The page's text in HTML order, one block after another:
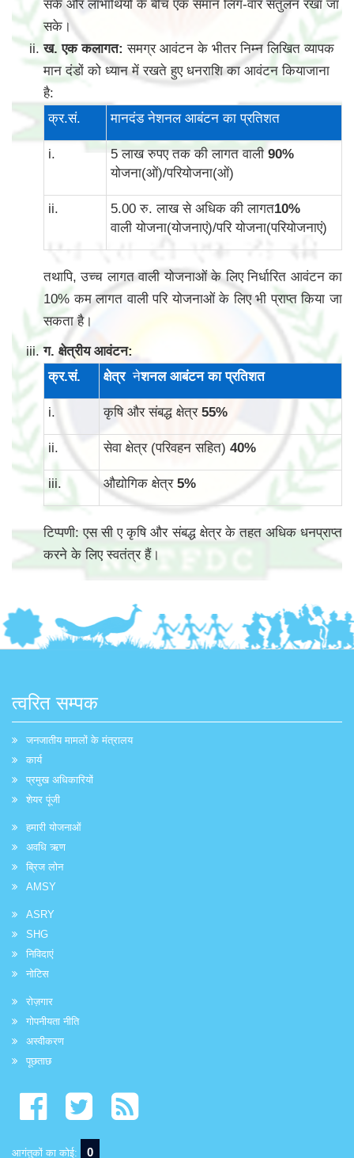
सके और लाभार्थियों के बीच एक समान लिंग-वार संतुलन रखा जा
सके।
ख. एक कलागत:समग्र आवंटन के भीतर निम्न लिखित व्यापक
मान दंडों को ध्यान में रखते हुए धनराशि का आवंटन कियाजाना
है:
क्र.सं.
मानदंड नेशनल आबंटन का प्रतिशत
i. 5 लाख रुपए तक की लागत वाली 90%
योजना(ओं)/परियोजना(ओं)
ii. 5.00 रु. लाख से अधिक की लागत10%
वाली योजना(योजनाएं)/परि योजना(परियोजनाएं)
तथापि, उच्च लागत वाली योजनाओं के लिए निर्धारित आवंटन का
10% कम लागत वाली परि योजनाओं के लिए भी प्राप्त किया जा
सकता है।
ग. क्षेत्रीय आवंटन:
क्र.सं. क्षेत्रनेशनल आबंटन का प्रतिशत
i. कृषि और संबद्ध क्षेत्र 55%
ii. सेवा क्षेत्र (परिवहन सहित) 40%
iii. औद्योगिक क्षेत्र 5%
टिप्पणी: एस सी ए कृषि और संबद्ध क्षेत्र के तहत अधिक धनप्राप्त
करने के लिए स्वतंत्र हैं।
त्वरित सम्पक
जनजातीय मामलों के मंत्रालय
कार्य
प्रमुख अधिकारियों
शेयर पूंजी
हमारी योजनाओं
अवधि ऋण
ब्रिज लोन
AMSY
ASRY
SHG
निविदाएं
नोटिस
रोज़गार
गोपनीयता नीति
अस्वीकरण
पूछताछ
आगंतुकों का कोई: 0